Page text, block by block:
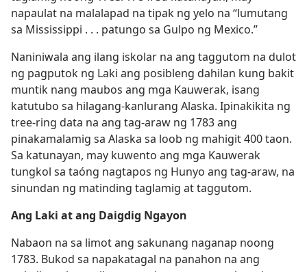
napaulat na malalapad na tipak ng yelo na “lumutang
sa Mississippi . . . patungo sa Gulpo ng Mexico.”
Naniniwala ang ilang iskolar na ang taggutom na dulot
ng pagputok ng Laki ang posibleng dahilan kung bakit
muntik nang maubos ang mga Kauwerak, isang
katutubo sa hilagang-kanlurang Alaska. Ipinakikita ng
tree-ring data na ang tag-araw ng 1783 ang
pinakamalamig sa Alaska sa loob ng mahigit 400 taon.
Sa katunayan, may kuwento ang mga Kauwerak
tungkol sa taóng nagtapos ng Hunyo ang tag-araw, na
sinundan ng matinding taglamig at taggutom.
Ang Laki at ang Daigdig Ngayon
Nabaon na sa limot ang sakunang naganap noong
1783. Bukod sa napakatagal na panahon na ang